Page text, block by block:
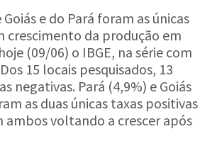
e do Pará foram as únicas
crescimento da produção em
(09/06) o IBGE, na série com
15 locais pesquisados, 13
negativas. Pará (4,9%) e Goiás
as duas únicas taxas positivas
ambos voltando a crescer após